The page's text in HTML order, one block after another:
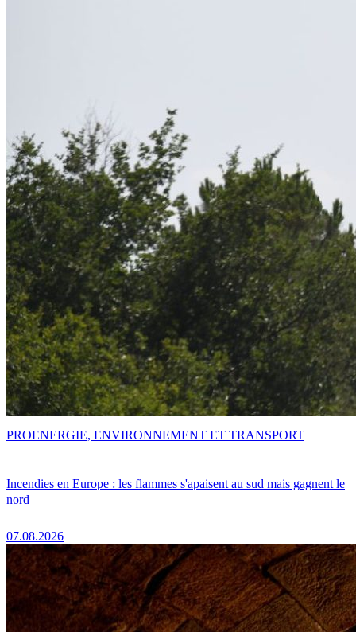
Incendies en Europe : les flammes s'apaisent au sud mais gagnent le
nord
07.08.2026
PROENERGIE, ENVIRONNEMENT ET TRANSPORT